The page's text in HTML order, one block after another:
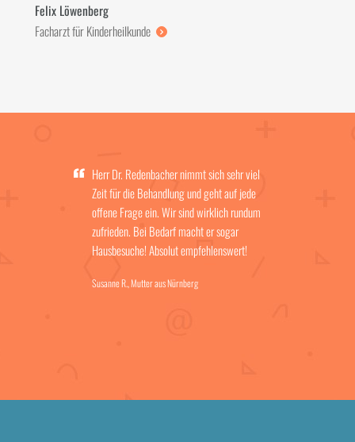
Felix Löwenberg
Facharzt für Kinderheilkunde
Herr Dr. Redenbacher nimmt sich sehr viel
Zeit für die Behandlung und geht auf jede
offene Frage ein. Wir sind wirklich rundum
zufrieden. Bei Bedarf macht er sogar
Hausbesuche! Absolut empfehlenswert!
Susanne R., Mutter aus Nürnberg